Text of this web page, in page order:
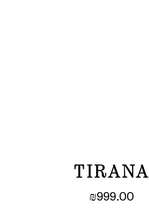
TIRANA
₪999.00